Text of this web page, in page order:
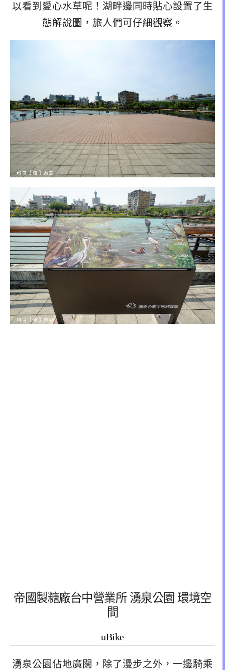
以看到愛心水草呢！湖畔邊同時貼心設置了生
態解說圖，旅人們可仔細觀察。
帝國製糖廠台中營業所 湧泉公園 環境空
間
uBike
湧泉公園佔地廣闊，除了漫步之外，一邊騎乘